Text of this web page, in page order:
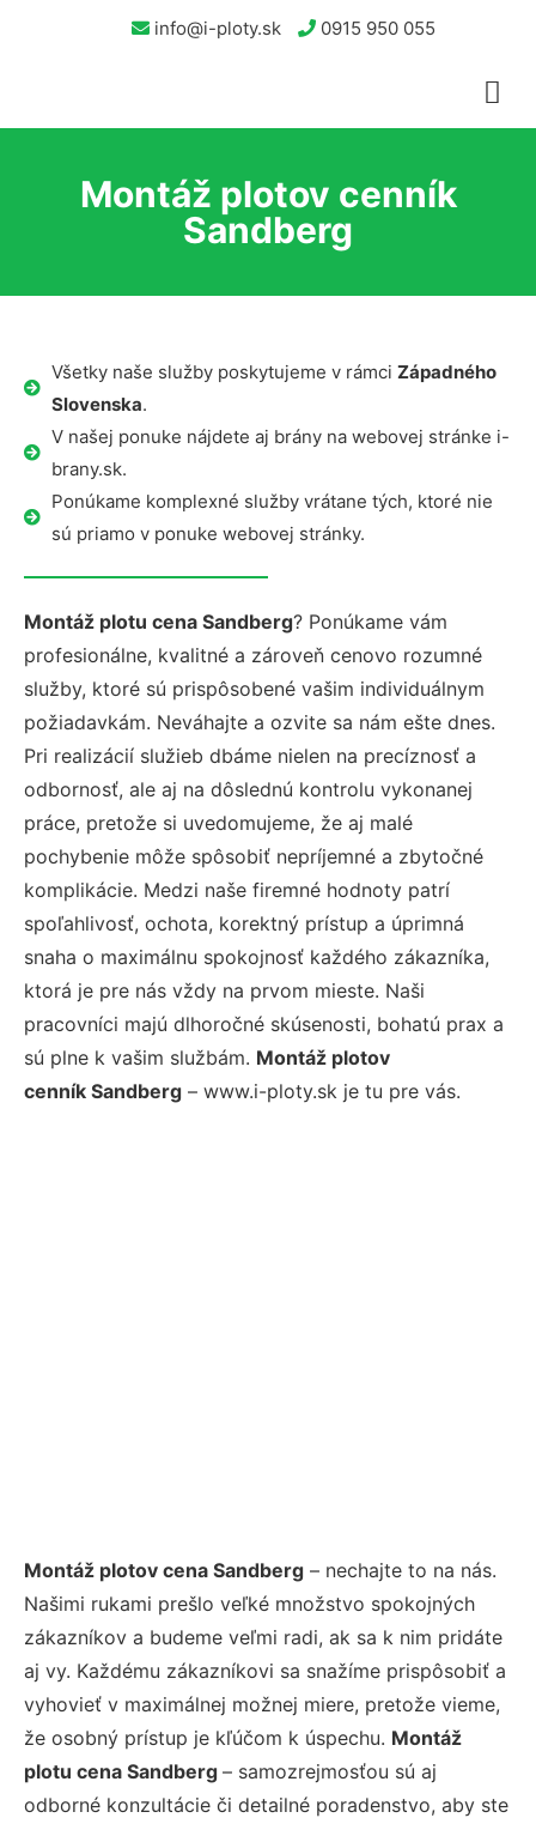
info@i-ploty.sk 0915 950 055
Montáž plotov cenník
Sandberg
Všetky naše služby poskytujeme v rámci Západného
Slovenska.
V našej ponuke nájdete aj brány na webovej stránke i-
brany.sk.
Ponúkame komplexné služby vrátane tých, ktoré nie
sú priamo v ponuke webovej stránky.
Montáž plotu cena Sandberg? Ponúkame vám
profesionálne, kvalitné a zároveň cenovo rozumné
služby, ktoré sú prispôsobené vašim individuálnym
požiadavkám. Neváhajte a ozvite sa nám ešte dnes.
Pri realizácií služieb dbáme nielen na precíznosť a
odbornosť, ale aj na dôslednú kontrolu vykonanej
práce, pretože si uvedomujeme, že aj malé
pochybenie môže spôsobiť nepríjemné a zbytočné
komplikácie. Medzi naše firemné hodnoty patrí
spoľahlivosť, ochota, korektný prístup a úprimná
snaha o maximálnu spokojnosť každého zákazníka,
ktorá je pre nás vždy na prvom mieste. Naši
pracovníci majú dlhoročné skúsenosti, bohatú prax a
sú plne k vašim službám. Montáž plotov
cenník Sandberg – www.i-ploty.sk je tu pre vás.
Montáž plotov cena Sandberg – nechajte to na nás.
Našimi rukami prešlo veľké množstvo spokojných
zákazníkov a budeme veľmi radi, ak sa k nim pridáte
aj vy. Každému zákazníkovi sa snažíme prispôsobiť a
vyhovieť v maximálnej možnej miere, pretože vieme,
že osobný prístup je kľúčom k úspechu. Montáž
plotu cena Sandberg – samozrejmosťou sú aj
odborné konzultácie či detailné poradenstvo, aby ste